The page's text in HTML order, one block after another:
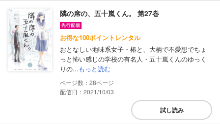
隣の席の、五十嵐くん。 第27巻
お得な100ポイントレンタル
おとなしい地味系女子・椿と、大柄で不愛想でちょ
っと怖い感じの学校の有名人・五十嵐くんのゆっく
りの...もっと読む
28
配信日：2021/10/03
試し読み